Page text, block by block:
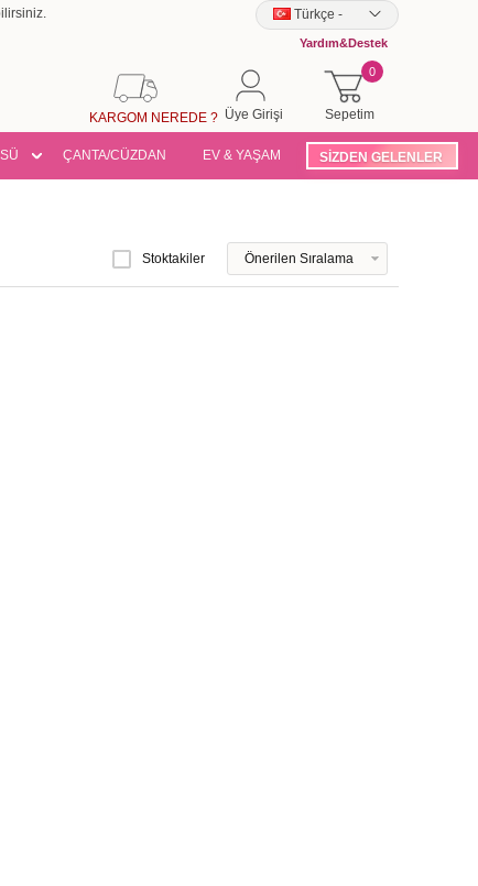
Türkçe -
Yardım&Destek
Sepetim
0
Üye Girişi
KARGOM NEREDE ?
ÇANTA/CÜZDAN EV & YAŞAM SİZDEN GELENLER
Stoktakiler